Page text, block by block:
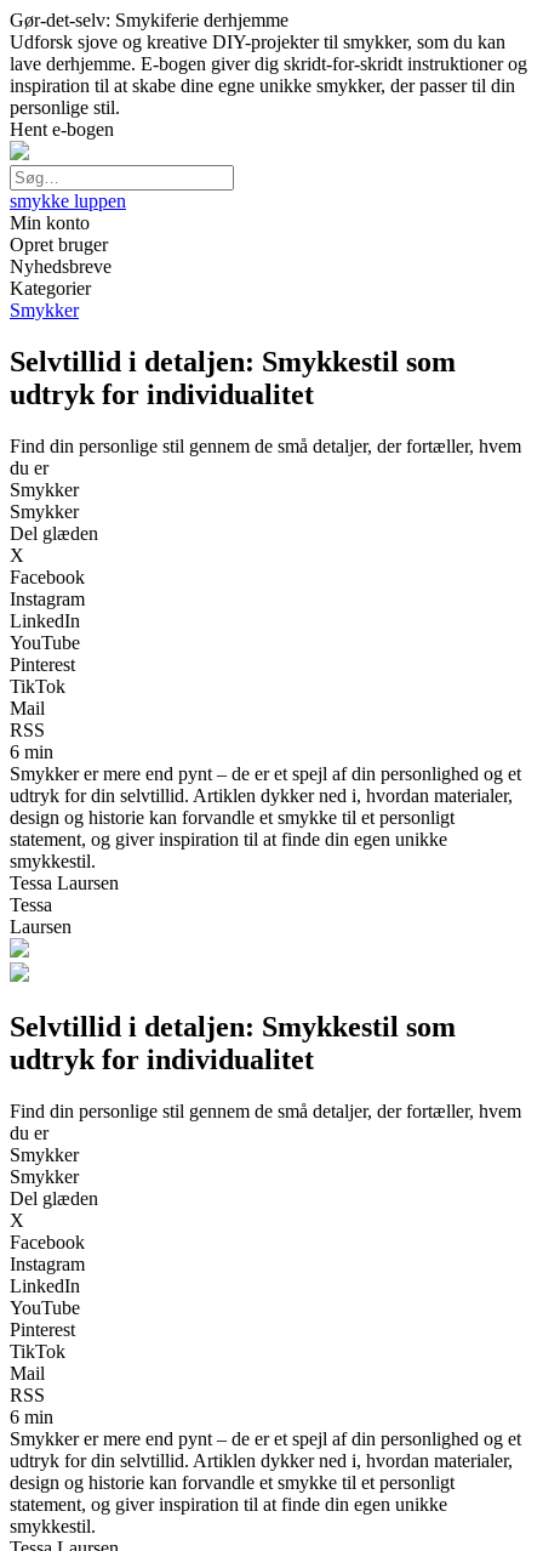
Gør-det-selv: Smykiferie derhjemme
Udforsk sjove og kreative DIY-projekter til smykker, som du kan
lave derhjemme. E-bogen giver dig skridt-for-skridt instruktioner og
inspiration til at skabe dine egne unikke smykker, der passer til din
personlige stil.
Hent e-bogen
smykke luppen
Min konto
Opret bruger
Nyhedsbreve
Kategorier
Smykker
Selvtillid i detaljen: Smykkestil som
udtryk for individualitet
Find din personlige stil gennem de små detaljer, der fortæller, hvem
du er
Smykker
Smykker
Del glæden
X
Facebook
Instagram
LinkedIn
YouTube
Pinterest
TikTok
Mail
RSS
6 min
Smykker er mere end pynt – de er et spejl af din personlighed og et
udtryk for din selvtillid. Artiklen dykker ned i, hvordan materialer,
design og historie kan forvandle et smykke til et personligt
statement, og giver inspiration til at finde din egen unikke
smykkestil.
Tessa Laursen
Tessa
Laursen
Selvtillid i detaljen: Smykkestil som
udtryk for individualitet
Find din personlige stil gennem de små detaljer, der fortæller, hvem
du er
Smykker
Smykker
Del glæden
X
Facebook
Instagram
LinkedIn
YouTube
Pinterest
TikTok
Mail
RSS
6 min
Smykker er mere end pynt – de er et spejl af din personlighed og et
udtryk for din selvtillid. Artiklen dykker ned i, hvordan materialer,
design og historie kan forvandle et smykke til et personligt
statement, og giver inspiration til at finde din egen unikke
smykkestil.